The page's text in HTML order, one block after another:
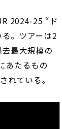
2024-25 “ド
。ツアーは2
最大規模の
あたるもの
れている。